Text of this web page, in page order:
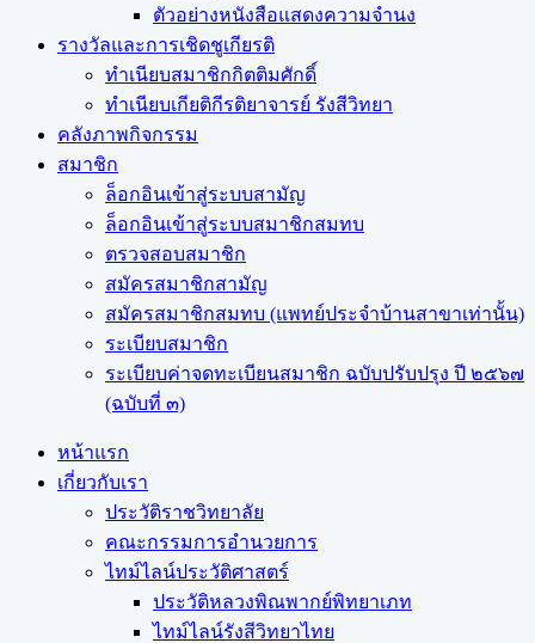
ตัวอย่างหนังสือแสดงความจำนง
รางวัลและการเชิดชูเกียรติ
ทำเนียบสมาชิกกิตติมศักดิ์
ทำเนียบเกียติกีรติยาจารย์ รังสีวิทยา
คลังภาพกิจกรรม
สมาชิก
ล็อกอินเข้าสู่ระบบสามัญ
ล็อกอินเข้าสู่ระบบสมาชิกสมทบ
ตรวจสอบสมาชิก
สมัครสมาชิกสามัญ
สมัครสมาชิกสมทบ (แพทย์ประจำบ้านสาขาเท่านั้น)
ระเบียบสมาชิก
ระเบียบค่าจดทะเบียนสมาชิก ฉบับปรับปรุง ปี ๒๕๖๗
(ฉบับที่ ๓)
หน้าแรก
เกี่ยวกับเรา
ประวัติราชวิทยาลัย
คณะกรรมการอำนวยการ
ไทม์ไลน์ประวัติศาสตร์
ประวัติหลวงพิณพากย์พิทยาเภท
ไทม์ไลน์รังสีวิทยาไทย